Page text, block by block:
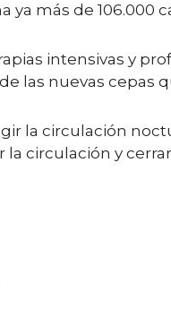
ya más de
intensivas y
las nuevas cepas
la circulación
circulación y